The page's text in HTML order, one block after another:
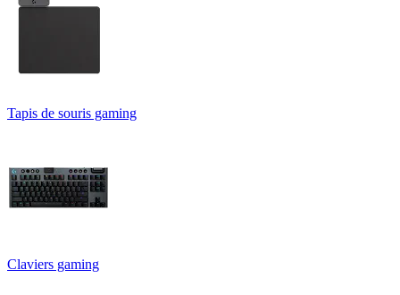
Tapis de souris gaming
Claviers gaming